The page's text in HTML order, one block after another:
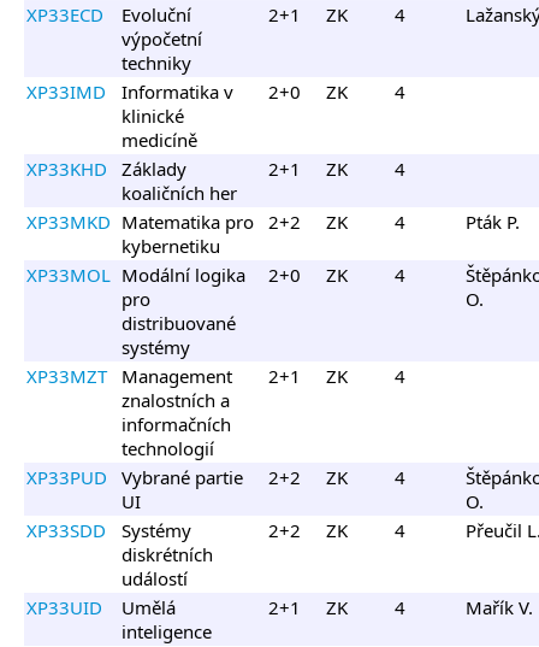
XP33ECD
Evoluční
výpočetní
techniky
2+1 ZK 4
XP33IMD
Informatika v
klinické
medicíně
2+0 ZK 4
XP33KHD
Základy
koaličních her
2+1 ZK 4
XP33MKD Matematika pro
kybernetiku
2+2 ZK 4 Pták P.
XP33MOL Modální logika
pro
distribuované
systémy
2+0 ZK 4
O.
XP33MZT
Management
znalostních a
informačních
technologií
2+1 ZK 4
XP33PUD
Vybrané partie
UI
2+2 ZK 4
O.
XP33SDD
Systémy
diskrétních
událostí
2+2 ZK 4 Přeučil
XP33UID
Umělá
inteligence
2+1 ZK 4 Mařík V.